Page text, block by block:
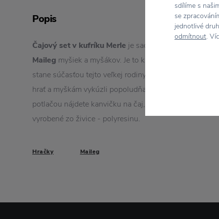
Popis
Čajový set v kufríku Merle je sada na hranie, ktorá
Maileg myšiek a myšákov. Je to krásny doplnok k
stane súčasťou tejto veľkej rodiny. Súprava už len čaká
hrať a myškám vykúzli popoludňajší "čaj o piatej". V
potlačou nájdete kanvičku na čaj, dve šálky, tanieriky,
vyrobené zo živice - polyresinu.
Hračky Maileg
sdílíme s
se
jednotlivé
odmítnout.